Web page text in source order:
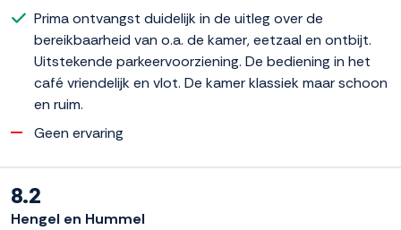
Prima ontvangst duidelijk in de uitleg over de
bereikbaarheid van o.a. de kamer, eetzaal en ontbijt.
Uitstekende parkeervoorziening. De bediening in het
café vriendelijk en vlot. De kamer klassiek maar schoon
en ruim.
Geen ervaring
8.2
Hengel en Hummel